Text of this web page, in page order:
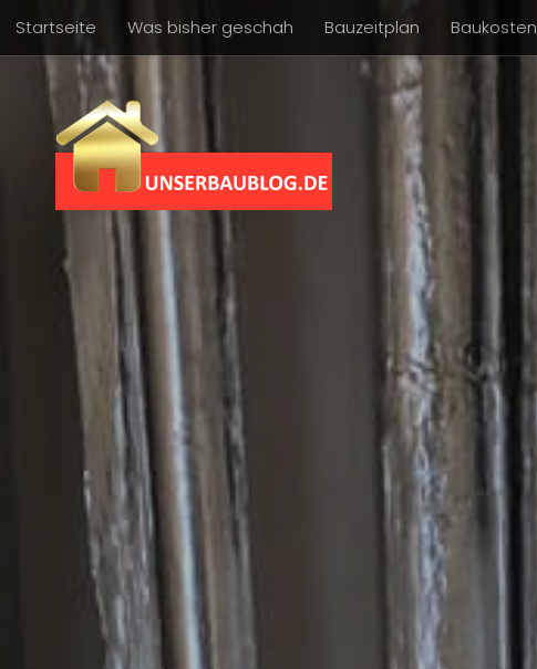
Skip to content
Startseite Was bisher geschah Bauzeitplan Baukosten